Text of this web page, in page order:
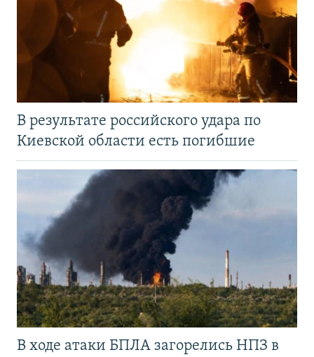
В результате российского удара по
Киевской области есть погибшие
В ходе атаки БПЛА загорелись НПЗ в